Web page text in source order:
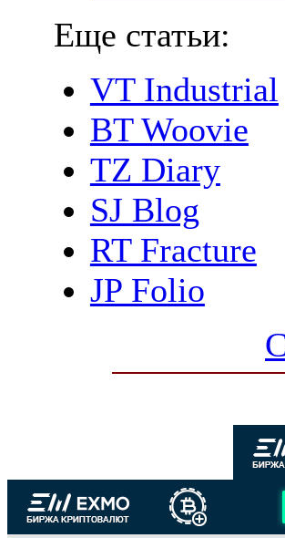
Еще статьи:
VT Industrial
BT Woovie
TZ Diary
SJ Blog
RT Fracture
JP Folio